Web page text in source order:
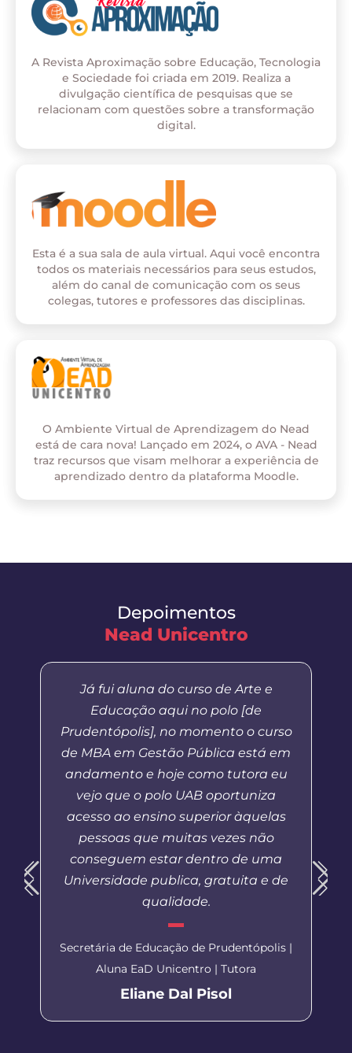
A Revista Aproximação sobre Educação, Tecnologia
e Sociedade foi criada em 2019. Realiza a
divulgação científica de pesquisas que se
relacionam com questões sobre a transformação
digital.
Esta é a sua sala de aula virtual. Aqui você encontra
todos os materiais necessários para seus estudos,
além do canal de comunicação com os seus
colegas, tutores e professores das disciplinas.
O Ambiente Virtual de Aprendizagem do Nead
está de cara nova! Lançado em 2024, o AVA - Nead
traz recursos que visam melhorar a experiência de
aprendizado dentro da plataforma Moodle.
Depoimentos
Nead Unicentro
Já fui aluna do curso de Arte e
Educação aqui no polo [de
Prudentópolis], no momento o curso
de MBA em Gestão Pública está em
andamento e hoje como tutora eu
vejo que o polo UAB oportuniza
acesso ao ensino superior àquelas
pessoas que muitas vezes não
conseguem estar dentro de uma
Universidade publica, gratuita e de
qualidade.
Secretária de Educação de Prudentópolis |
Aluna EaD Unicentro | Tutora
Eliane Dal Pisol